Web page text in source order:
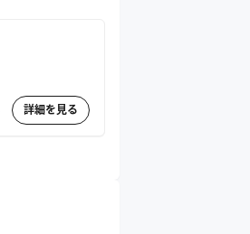
詳細を見る